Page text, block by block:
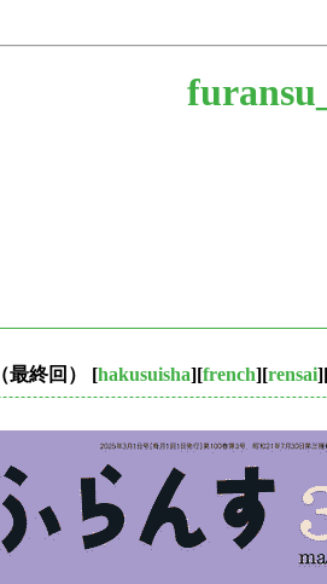
終回） [hakusuisha][french][rensai